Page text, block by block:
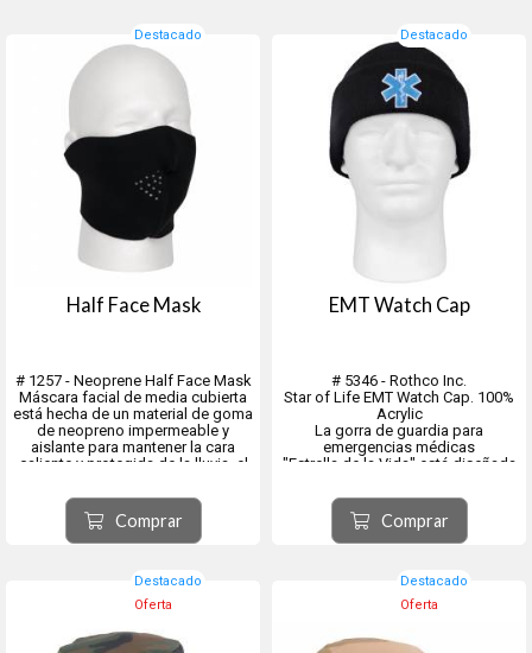
Destacado
Half Face Mask
# 1257 - Neoprene Half Face Mask
Máscara facial de media cubierta
está hecha de un material de goma
de neopreno impermeable y
aislante para mantener la cara
caliente y protegida de la lluvia, el
Material aislante de caucho de
neopreno diseñado para
mantenerlo abrigado y seco
Ve...
Comprar
Destacado
EMT Watch Cap
# 5346 - Rothco Inc.
Star of Life EMT Watch Cap. 100%
Acrylic
La gorra de guardia para
emergencias médicas
"Estrella de la Vida" está diseñada
la cabeza abrigada gracias a su
construcción acrílica ligera
Comprar
Destacado
Oferta
Destacado
Oferta